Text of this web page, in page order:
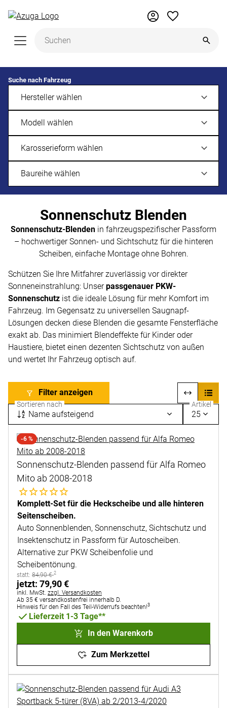
Suche nach Fahrzeug
Sonnenschutz Blenden
Sonnenschutz-Blenden in fahrzeugspezifischer Passform
– hochwertiger Sonnen- und Sichtschutz für die hinteren
Scheiben, einfache Montage ohne Bohren.
Schützen Sie Ihre Mitfahrer zuverlässig vor direkter
Sonneneinstrahlung: Unserpassgenauer PKW-
Sonnenschutz ist die ideale Lösung für mehr Komfort im
Fahrzeug. Im Gegensatz zu universellen Saugnapf-
Lösungen decken diese Blenden die gesamte Fensterfläche
exakt ab. Das minimiert Blendeffekte für Kinder oder
Haustiere, bietet einen dezenten Sichtschutz von außen
und wertet Ihr Fahrzeug optisch auf.
Filter anzeigen
Sortieren nach
Name aufsteigend
Artikel
25
-6 %
Sonnenschutz-Blenden passend für Alfa Romeo
Mito ab 2008-2018
Noch keine Bewertungen abgegeben
Komplett-Set für die Heckscheibe und alle hinteren
Seitenscheiben.
Auto Sonnenblenden, Sonnenschutz, Sichtschutz und
Insektenschutz in Passform für Autoscheiben.
Alternative zur PKW Scheibenfolie und
Scheibentönung.
statt:
statt: 84,90€ 2
jetzt:
jetzt: 79,90€
Steuerhinweis:
inkl. MwSt. zzgl. Versandkosten
Ab 35 € versandkostenfrei innerhalb D.
Hinweis für den Fall des Teil-Widerrufs beachten!3
Lieferzeit 1-3 Tage**
In den Warenkorb
Zum Merkzettel